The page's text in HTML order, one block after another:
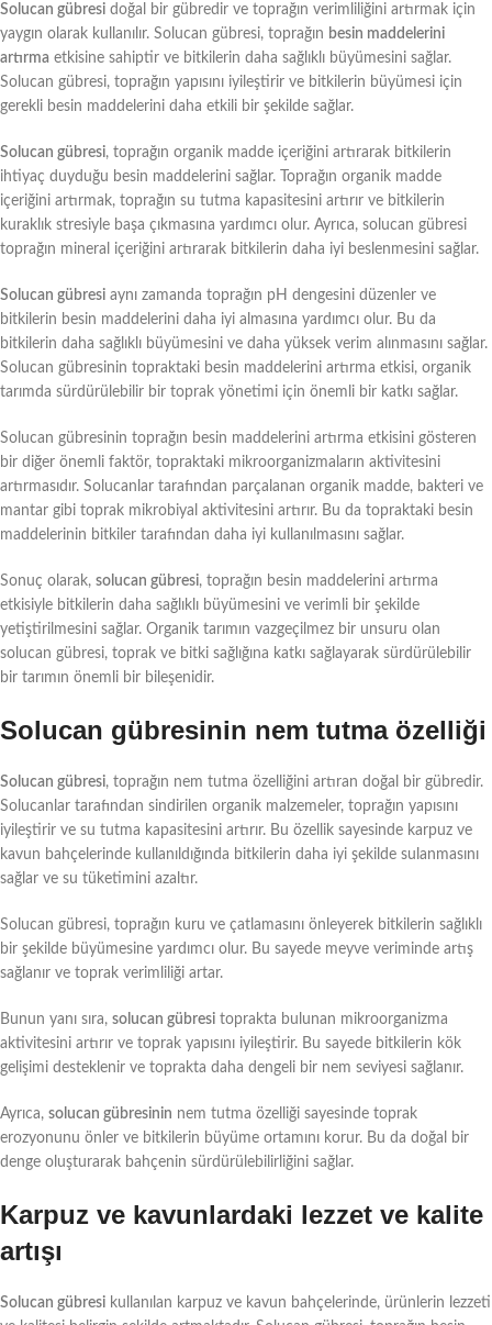
Solucan gübresi doğal bir gübredir ve toprağın verimliliğini artırmak için
yaygın olarak kullanılır. Solucan gübresi, toprağın besin maddelerini
artırma etkisine sahiptir ve bitkilerin daha sağlıklı büyümesini sağlar.
Solucan gübresi, toprağın yapısını iyileştirir ve bitkilerin büyümesi için
gerekli besin maddelerini daha etkili bir şekilde sağlar.
Solucan gübresi, toprağın organik madde içeriğini artırarak bitkilerin
ihtiyaç duyduğu besin maddelerini sağlar. Toprağın organik madde
içeriğini artırmak, toprağın su tutma kapasitesini artırır ve bitkilerin
kuraklık stresiyle başa çıkmasına yardımcı olur. Ayrıca, solucan gübresi
toprağın mineral içeriğini artırarak bitkilerin daha iyi beslenmesini sağlar.
Solucan gübresi aynı zamanda toprağın pH dengesini düzenler ve
bitkilerin besin maddelerini daha iyi almasına yardımcı olur. Bu da
bitkilerin daha sağlıklı büyümesini ve daha yüksek verim alınmasını sağlar.
Solucan gübresinin topraktaki besin maddelerini artırma etkisi, organik
tarımda sürdürülebilir bir toprak yönetimi için önemli bir katkı sağlar.
Solucan gübresinin toprağın besin maddelerini artırma etkisini gösteren
bir diğer önemli faktör, topraktaki mikroorganizmaların aktivitesini
artırmasıdır. Solucanlar tarafından parçalanan organik madde, bakteri ve
mantar gibi toprak mikrobiyal aktivitesini artırır. Bu da topraktaki besin
maddelerinin bitkiler tarafından daha iyi kullanılmasını sağlar.
Sonuç olarak, solucan gübresi, toprağın besin maddelerini artırma
etkisiyle bitkilerin daha sağlıklı büyümesini ve verimli bir şekilde
yetiştirilmesini sağlar. Organik tarımın vazgeçilmez bir unsuru olan
solucan gübresi, toprak ve bitki sağlığına katkı sağlayarak sürdürülebilir
bir tarımın önemli bir bileşenidir.
Solucan gübresinin nem tutma özelliği
Solucan gübresi, toprağın nem tutma özelliğini artıran doğal bir gübredir.
Solucanlar tarafından sindirilen organik malzemeler, toprağın yapısını
iyileştirir ve su tutma kapasitesini artırır. Bu özellik sayesinde karpuz ve
kavun bahçelerinde kullanıldığında bitkilerin daha iyi şekilde sulanmasını
sağlar ve su tüketimini azaltır.
Solucan gübresi, toprağın kuru ve çatlamasını önleyerek bitkilerin sağlıklı
bir şekilde büyümesine yardımcı olur. Bu sayede meyve veriminde artış
sağlanır ve toprak verimliliği artar.
Bunun yanı sıra, solucan gübresi toprakta bulunan mikroorganizma
aktivitesini artırır ve toprak yapısını iyileştirir. Bu sayede bitkilerin kök
gelişimi desteklenir ve toprakta daha dengeli bir nem seviyesi sağlanır.
Ayrıca, solucan gübresinin nem tutma özelliği sayesinde toprak
erozyonunu önler ve bitkilerin büyüme ortamını korur. Bu da doğal bir
denge oluşturarak bahçenin sürdürülebilirliğini sağlar.
Karpuz ve kavunlardaki lezzet ve kalite
artışı
Solucan gübresi kullanılan karpuz ve kavun bahçelerinde, ürünlerin lezzeti